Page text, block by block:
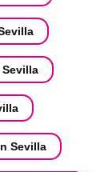
Sevilla
Sevilla